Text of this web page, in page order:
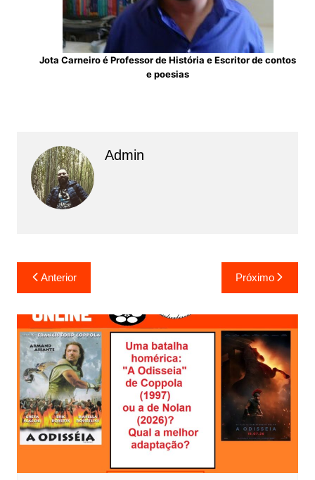
Jota Carneiro é Professor de História e Escritor de contos
e poesias
Admin
a
v
e
g
a
ç
ã
o
d
Anterior Próximo